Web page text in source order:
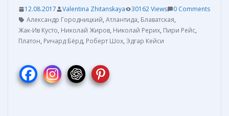
12.08.2017 Valentina Zhitanskaya 30162 Views
0 Comments
Александр Городницкий, Атлантида, Блаватская,
Жак-Ив Кусто, Николай Жиров, Николай Рерих, Пири Рейс,
Платон, Ричард Бёрд, Роберт Шох, Эдгар Кейси